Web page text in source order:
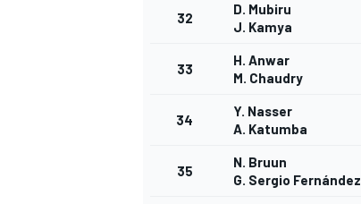
32
D. Mubiru
J. Kamya
33
H. Anwar
M. Chaudry
34
Y. Nasser
A. Katumba
35
N. Bruun
G. Sergio Fernández